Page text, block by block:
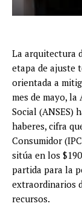
La arquitectura
etapa de ajuste
orientada a
mes de mayo,
Social (ANSES)
haberes, cifra
Consumidor
sitúa en los
partida para la
extraordinarios
recursos.